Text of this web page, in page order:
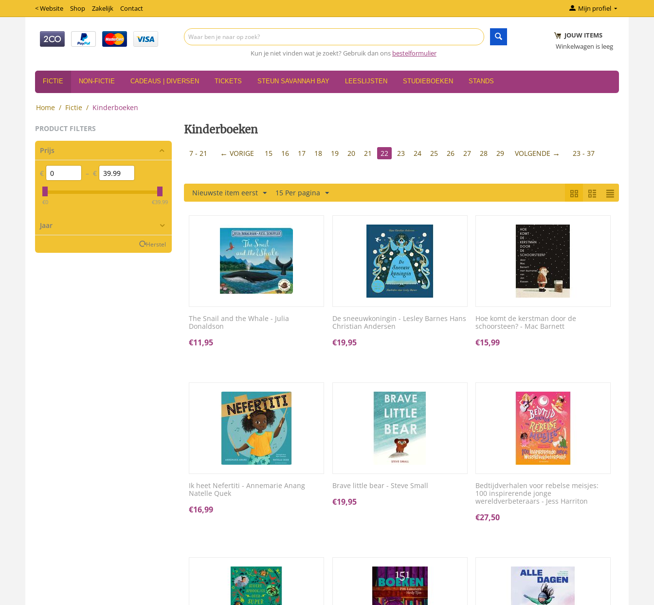
< Website Shop Zakelijk Contact Mijn profiel
Kun je niet vinden wat je zoekt? Gebruik dan ons bestelformulier
JOUW ITEMS
Winkelwagen is leeg
FICTIE NON-FICTIE CADEAUS | DIVERSEN TICKETS STEUN SAVANNAH BAY LEESLIJSTEN STUDIEBOEKEN STANDS
Home / Fictie / Kinderboeken
PRODUCT FILTERS
Prijs
€ – €
‎€0 ‎€39.99
Jaar
Herstel
Kinderboeken
7 - 21 VORIGE 15 16 17 18 19 20 21 22 23 24 25 26 27 28 29 VOLGENDE 23 - 37
Nieuwste item eerst 15 Per pagina
The Snail and the Whale - Julia
Donaldson
€11,95
De sneeuwkoningin - Lesley Barnes Hans
Christian Andersen
€19,95
Hoe komt de kerstman door de
schoorsteen? - Mac Barnett
€15,99
Ik heet Nefertiti - Annemarie Anang
Natelle Quek
€16,99
Brave little bear - Steve Small
€19,95
Bedtijdverhalen voor rebelse meisjes:
100 inspirerende jonge
wereldverbeteraars - Jess Harriton
€27,50